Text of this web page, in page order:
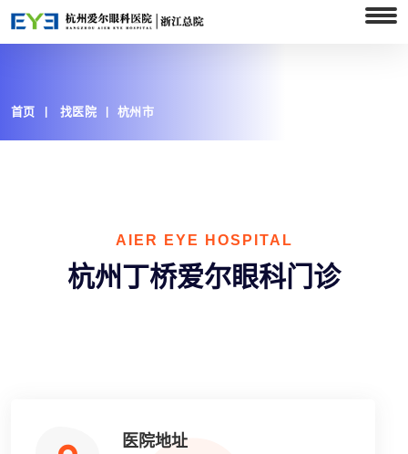
首页 找医院 杭州市
AIER EYE HOSPITAL
杭州丁桥爱尔眼科门诊
医院地址